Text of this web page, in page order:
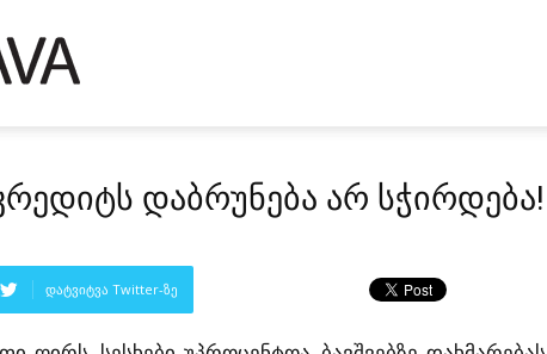
დაბრუნება არ სჭირდება!
დატვიტვა Twitter-ზე